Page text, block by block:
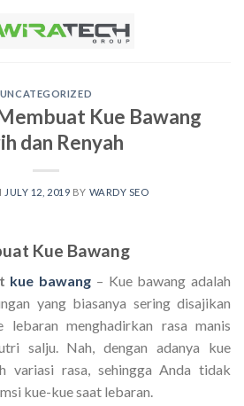
UNCATEGORIZED
Kue Bawang
dan Renyah
JULY 12, 2019 BY WARDY SEO
Kue Bawang
kue bawang – Kue bawang adalah
yang biasanya sering disajikan
lebaran menghadirkan rasa manis
salju. Nah, dengan adanya kue
variasi rasa, sehingga Anda tidak
kue-kue saat lebaran.